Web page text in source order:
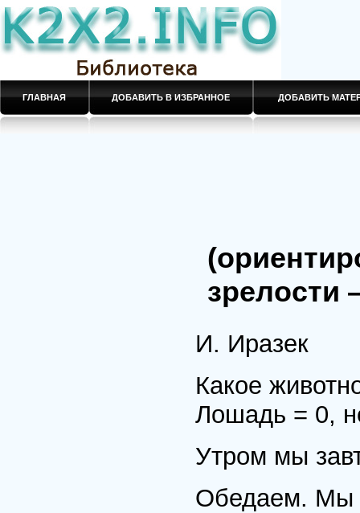
ГЛАВНАЯ ДОБАВИТЬ В ИЗБРАННОЕ ДОБАВИТЬ
И. Иразек
Какое
Лошадь = 0,
Утром мы
Обедаем. Мы